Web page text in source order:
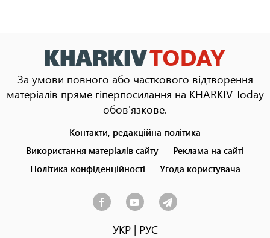
За умови повного або часткового відтворення
матеріалів пряме гіперпосилання на KHARKIV Today
обов'язкове.
menu
Контакти, редакційна політика
Використання матеріалів сайту
Реклама на сайті
Політика конфіденційності
Угода користувача
УКР| РУС